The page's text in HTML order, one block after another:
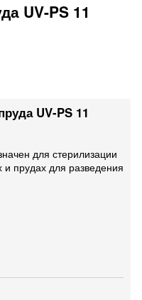
UV-PS 11
UV-PS 11
для стерилизации
прудах для разведения